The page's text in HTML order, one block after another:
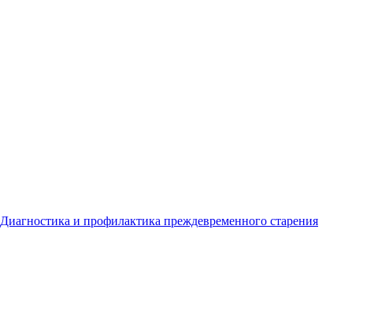
Диагностика и профилактика преждевременного старения